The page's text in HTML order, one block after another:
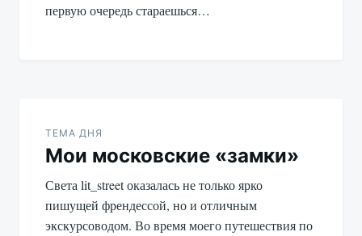
первую очередь стараешься…
ТЕМА ДНЯ
Мои московские «замки»
Света lit_street оказалась не только ярко
пишущей френдессой, но и отличным
экскурсоводом. Во время моего путешествия по